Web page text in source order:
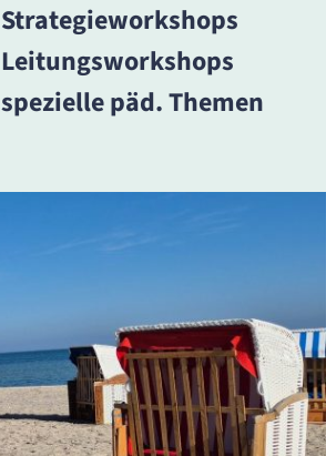
Strategieworkshops
Leitungsworkshops
spezielle päd. Themen